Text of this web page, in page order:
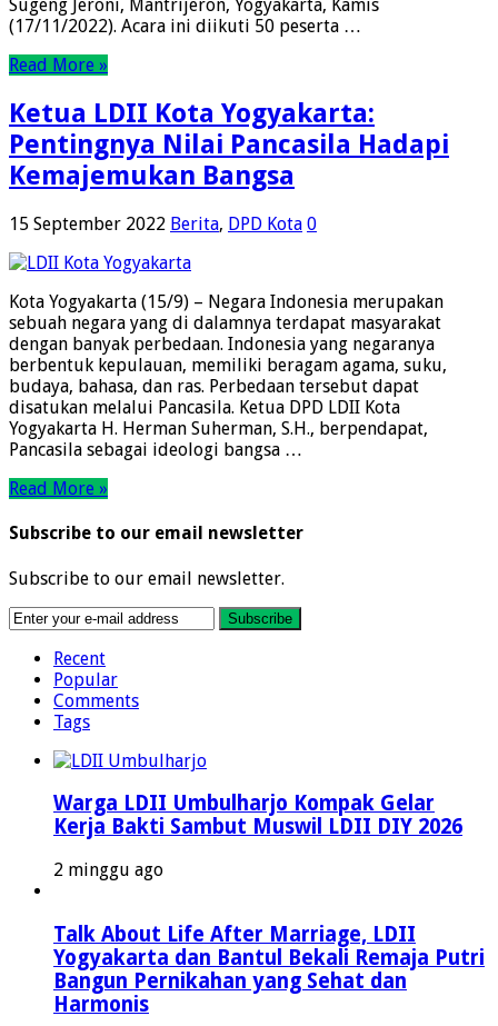
Sugeng Jeroni, Mantrijeron, Yogyakarta, Kamis
(17/11/2022). Acara ini diikuti 50 peserta …
Read More »
Ketua LDII Kota Yogyakarta:
Pentingnya Nilai Pancasila Hadapi
Kemajemukan Bangsa
15 September 2022 Berita, DPD Kota 0
Kota Yogyakarta (15/9) – Negara Indonesia merupakan
sebuah negara yang di dalamnya terdapat masyarakat
dengan banyak perbedaan. Indonesia yang negaranya
berbentuk kepulauan, memiliki beragam agama, suku,
budaya, bahasa, dan ras. Perbedaan tersebut dapat
disatukan melalui Pancasila. Ketua DPD LDII Kota
Yogyakarta H. Herman Suherman, S.H., berpendapat,
Pancasila sebagai ideologi bangsa …
Read More »
Subscribe to our email newsletter
Subscribe to our email newsletter.
Recent
Popular
Comments
Tags
Warga LDII Umbulharjo Kompak Gelar
Kerja Bakti Sambut Muswil LDII DIY 2026
2 minggu ago
Talk About Life After Marriage, LDII
Yogyakarta dan Bantul Bekali Remaja Putri
Bangun Pernikahan yang Sehat dan
Harmonis